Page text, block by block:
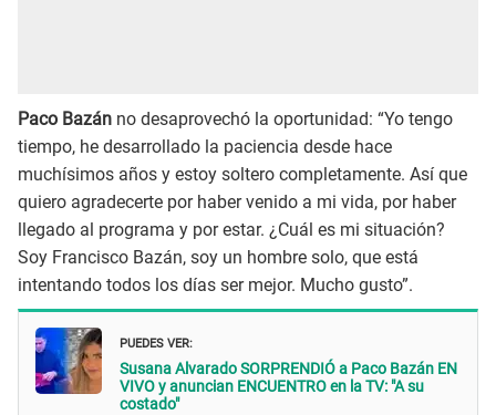
Paco Bazán no desaprovechó la oportunidad: “Yo tengo
tiempo, he desarrollado la paciencia desde hace
muchísimos años y estoy soltero completamente. Así que
quiero agradecerte por haber venido a mi vida, por haber
llegado al programa y por estar. ¿Cuál es mi situación?
Soy Francisco Bazán, soy un hombre solo, que está
intentando todos los días ser mejor. Mucho gusto”.
PUEDES VER:
Susana Alvarado SORPRENDIÓ a Paco Bazán EN
VIVO y anuncian ENCUENTRO en la TV: "A su
costado"